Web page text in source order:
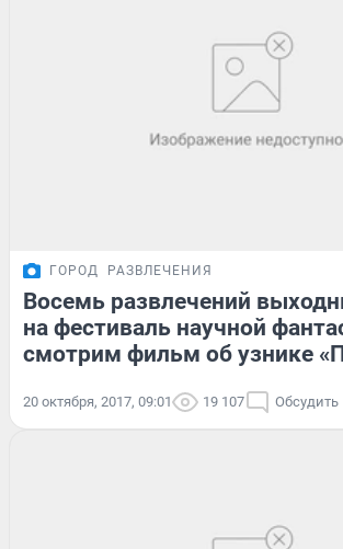
ГОРОД РАЗВЛЕЧЕНИЯ
Восемь развлечений
на фестиваль научной
смотрим фильм об узнике
20 октября, 2017, 09:01 19 107 Обсудить